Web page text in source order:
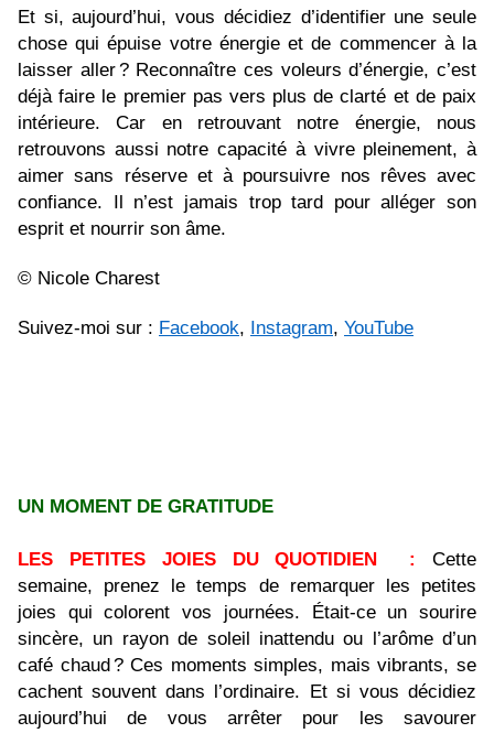
Et si, aujourd’hui, vous décidiez d’identifier une seule
chose qui épuise votre énergie et de commencer à la
laisser aller ? Reconnaître ces voleurs d’énergie, c’est
déjà faire le premier pas vers plus de clarté et de paix
intérieure. Car en retrouvant notre énergie, nous
retrouvons aussi notre capacité à vivre pleinement, à
aimer sans réserve et à poursuivre nos rêves avec
confiance. Il n’est jamais trop tard pour alléger son
esprit et nourrir son âme.
© Nicole Charest
Suivez-moi sur : Facebook, Instagram, YouTube
UN MOMENT DE GRATITUDE
LES PETITES JOIES DU QUOTIDIEN :
Cette
semaine, prenez le temps de remarquer les petites
joies qui colorent vos journées. Était-ce un sourire
sincère, un rayon de soleil inattendu ou l’arôme d’un
café chaud ? Ces moments simples, mais vibrants, se
cachent souvent dans l’ordinaire. Et si vous décidiez
aujourd’hui de vous arrêter pour les savourer